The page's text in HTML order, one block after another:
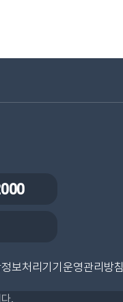
바로가기
오플러스 바로가기
보처리기기운영관리방침
.